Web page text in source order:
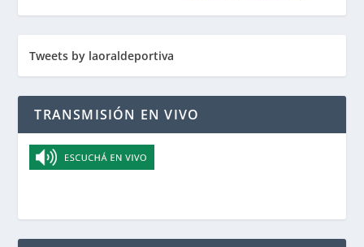
Tweets by laoraldeportiva
TRANSMISIÓN EN VIVO